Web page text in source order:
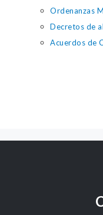
Ordenanzas
Decretos de
Acuerdos de